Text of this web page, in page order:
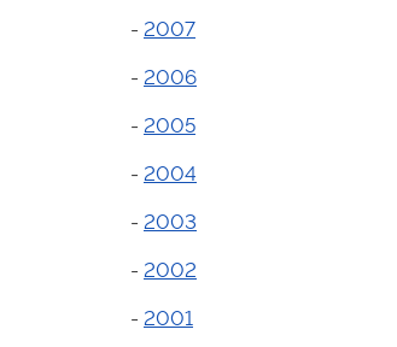
- 2007
- 2006
- 2005
- 2004
- 2003
- 2002
- 2001